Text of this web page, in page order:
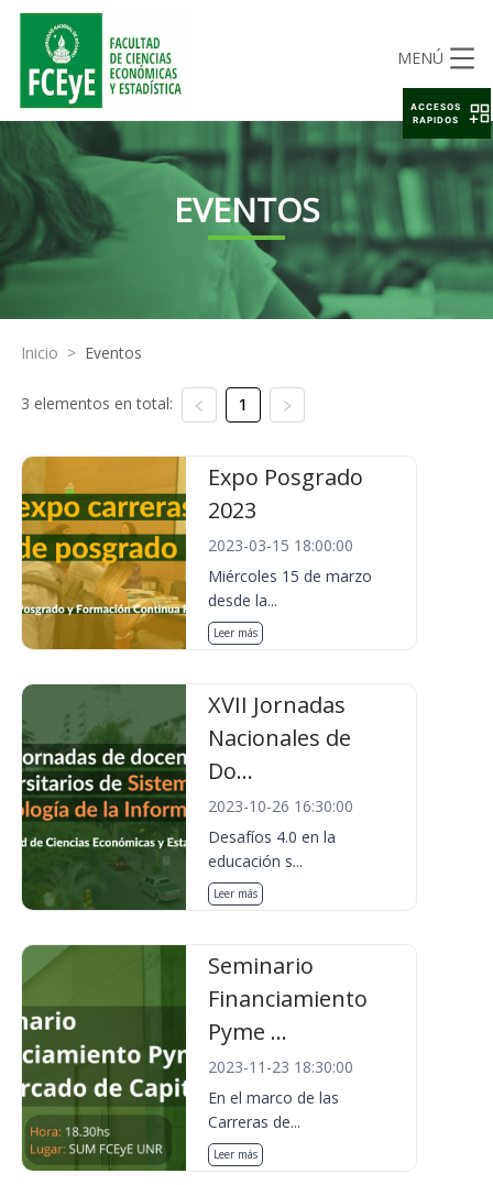
MENÚ
EVENTOS
Inicio > Eventos
3 elementos en total: 1
Expo Posgrado
2023
2023-03-15 18:00:00
Miércoles 15 de marzo
desde la...
Leer más
XVII Jornadas
Nacionales de
Do...
2023-10-26 16:30:00
Desafíos 4.0 en la
educación s...
Leer más
Seminario
Financiamiento
Pyme ...
2023-11-23 18:30:00
En el marco de las
Carreras de...
Leer más
ACCESOS
RAPIDOS